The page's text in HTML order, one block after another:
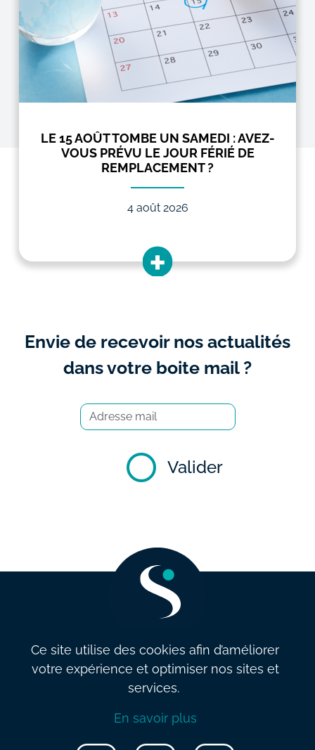
LE 15 AOÛT TOMBE UN SAMEDI : AVEZ-
VOUS PRÉVU LE JOUR FÉRIÉ DE
REMPLACEMENT ?
4 août 2026
Envie de recevoir nos actualités
dans votre boite mail ?
Valider
info@salarysolution.be •
Politique et qualité
Ce site utilise des cookies afin d’améliorer
votre expérience et optimiser nos sites et
services.
En savoir plus